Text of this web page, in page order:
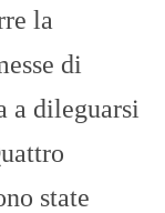
la
di
a dileguarsi
state